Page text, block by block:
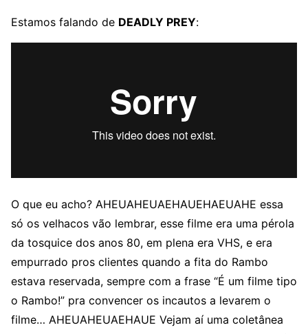
Estamos falando de DEADLY PREY:
O que eu acho? AHEUAHEUAEHAUEHAEUAHE essa
só os velhacos vão lembrar, esse filme era uma pérola
da tosquice dos anos 80, em plena era VHS, e era
empurrado pros clientes quando a fita do Rambo
estava reservada, sempre com a frase “É um filme tipo
o Rambo!” pra convencer os incautos a levarem o
filme… AHEUAHEUAEHAUE Vejam aí uma coletânea